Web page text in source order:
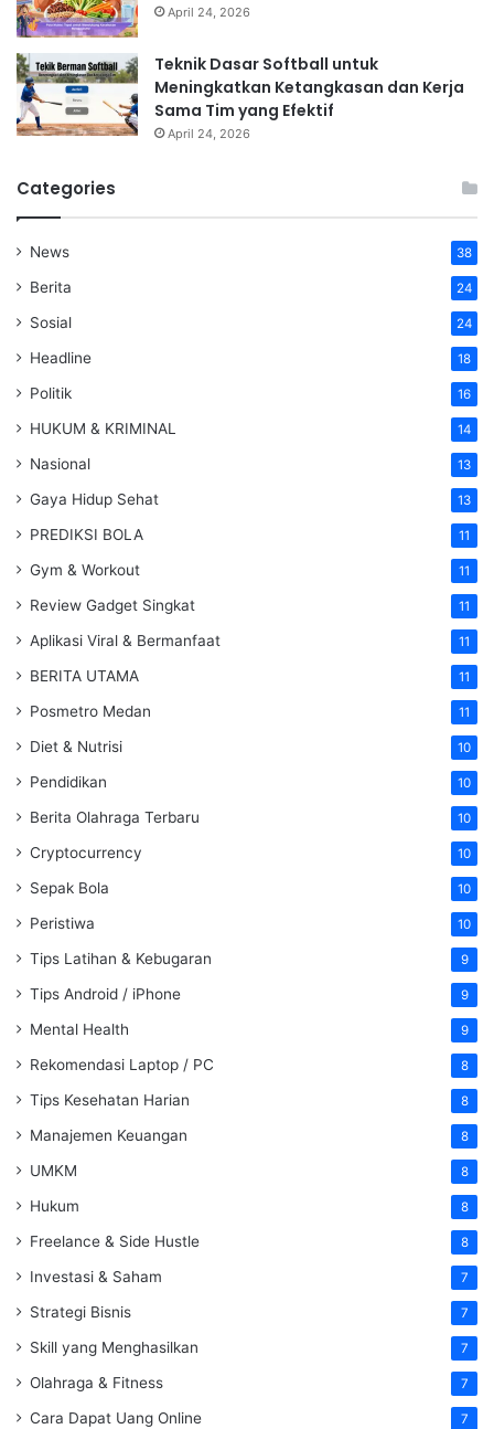
April 24, 2026
Teknik Dasar Softball untuk
Meningkatkan Ketangkasan dan Kerja
Sama Tim yang Efektif
April 24, 2026
Categories
News 38
Berita 24
Sosial 24
Headline 18
Politik 16
HUKUM & KRIMINAL 14
Nasional 13
Gaya Hidup Sehat 13
PREDIKSI BOLA 11
Gym & Workout 11
Review Gadget Singkat 11
Aplikasi Viral & Bermanfaat 11
BERITA UTAMA 11
Posmetro Medan 11
Diet & Nutrisi 10
Pendidikan 10
Berita Olahraga Terbaru 10
Cryptocurrency 10
Sepak Bola 10
Peristiwa 10
Tips Latihan & Kebugaran 9
Tips Android / iPhone 9
Mental Health 9
Rekomendasi Laptop / PC 8
Tips Kesehatan Harian 8
Manajemen Keuangan 8
UMKM 8
Hukum 8
Freelance & Side Hustle 8
Investasi & Saham 7
Strategi Bisnis 7
Skill yang Menghasilkan 7
Olahraga & Fitness 7
Cara Dapat Uang Online 7